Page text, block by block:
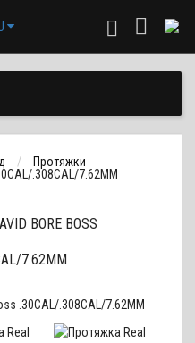
Протяжки
.308CAL/7.62MM
BORE BOSS
7.62MM